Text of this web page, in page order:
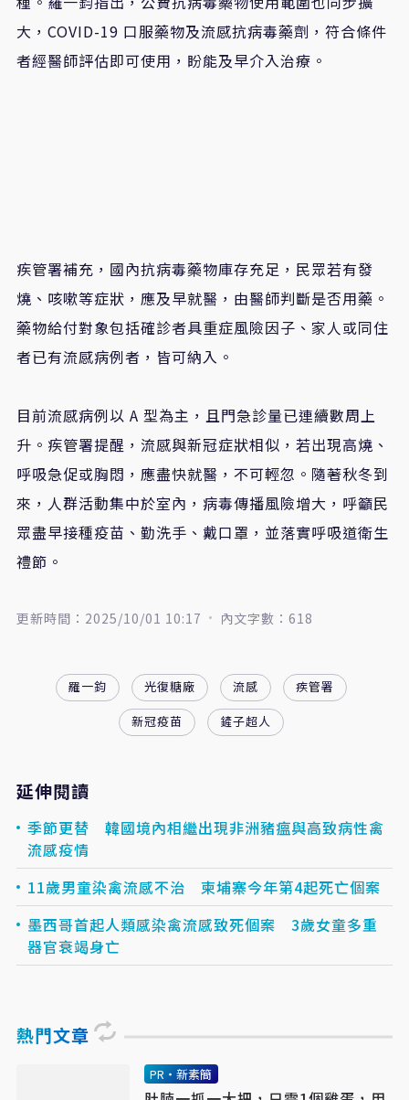
大，COVID-19 口服藥物及流感抗病毒藥劑，符合條件
者經醫師評估即可使用，盼能及早介入治療。
疾管署補充，國內抗病毒藥物庫存充足，民眾若有發
燒、咳嗽等症狀，應及早就醫，由醫師判斷是否用藥。
藥物給付對象包括確診者具重症風險因子、家人或同住
者已有流感病例者，皆可納入。
目前流感病例以 A 型為主，且門急診量已連續數周上
升。疾管署提醒，流感與新冠症狀相似，若出現高燒、
呼吸急促或胸悶，應盡快就醫，不可輕忽。隨著秋冬到
來，人群活動集中於室內，病毒傳播風險增大，呼籲民
眾盡早接種疫苗、勤洗手、戴口罩，並落實呼吸道衛生
禮節。
更新時間：2025/10/01 10:17 內文字數：618
羅一鈞 光復糖廠 流感
疾管署
新冠疫苗
鏟子超人
延伸閱讀
季節更替 韓國境內相繼出現非洲豬瘟與高致病性禽
流感疫情
11歲男童染禽流感不治 柬埔寨今年第4起死亡個案
墨西哥首起人類感染禽流感致死個案 3歲女童多重
器官衰竭身亡
熱門文章
PR・新素簡